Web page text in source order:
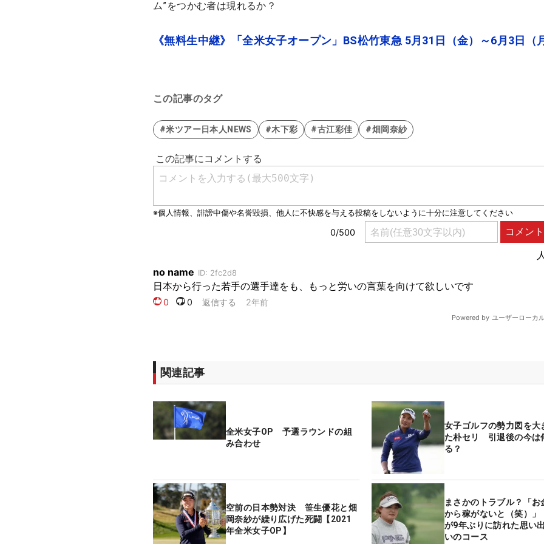
ム”をつかむ者は現れるか？
《無料生中継》「全米女子オープン」BS松竹東急 5月31日（金）～6月3日（
この記事のタグ
#米ツアー日本人NEWS #木下彩 #古江彩佳 #畑岡奈紗
関連記事
全米女子OP 予選ラウンドの組
み合わせ
女子ゴルフの勢力図を大
た朴セリ 引退後の今は
る？
空前の日本勢対決 笹生優花と畑
岡奈紗が繰り広げた死闘【2021
年全米女子OP】
まさかのトラブル？「お
から稼がないと（笑）
が9年ぶりに訪れた思い
いのコース